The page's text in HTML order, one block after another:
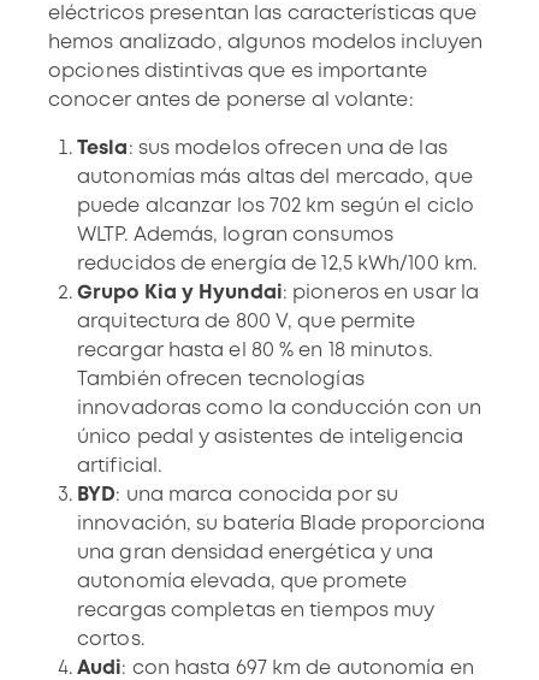
eléctricos presentan las características que
hemos analizado, algunos modelos incluyen
opciones distintivas que es importante
conocer antes de ponerse al volante:
Tesla : sus modelos ofrecen una de las
autonomías más altas del mercado, que
puede alcanzar los 702 km según el ciclo
WLTP. Además, logran consumos
reducidos de energía de 12,5 kWh/100 km.
Grupo Kia y Hyundai: pioneros en usar la
arquitectura de 800 V, que permite
recargar hasta el 80 % en 18 minutos.
También ofrecen tecnologías
innovadoras como la conducción con un
único pedal y asistentes de inteligencia
artificial.
BYD: una marca conocida por su
innovación, su batería Blade proporciona
una gran densidad energética y una
autonomía elevada, que promete
recargas completas en tiempos muy
cortos.
Audi: con hasta 697 km de autonomía en